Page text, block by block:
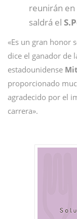
reunirán en
saldrá el
«Es un gran honor
dice el ganador de
estadounidense
proporcionado
agradecido por el
carrera».